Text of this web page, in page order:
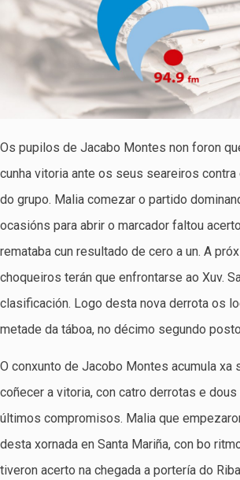
Os pupilos de Jacabo Montes non foron
cunha vitoria ante os seus seareiros contra
do grupo. Malia comezar o partido
ocasións para abrir o marcador faltou
remataba cun resultado de cero a un. A
choqueiros terán que enfrontarse ao Xuv.
clasificación. Logo desta nova derrota os
metade da táboa, no décimo segundo
O conxunto de Jacobo Montes acumula xa
coñecer a vitoria, con catro derrotas e
últimos compromisos. Malia que
desta xornada en Santa Mariña, con bo
tiveron acerto na chegada a portería do